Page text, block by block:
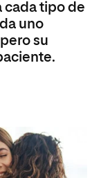
cada tipo de
uno
su